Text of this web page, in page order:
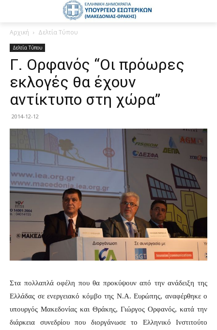
Αρχική Δελτία Τύπου
Δελτία Τύπου
Γ. Ορφανός “Οι πρόωρες
εκλογές θα έχουν
αντίκτυπο στη χώρα”
2014-12-12
Στα πολλαπλά οφέλη που θα προκύψουν από την ανάδειξη της
Ελλάδας σε ενεργειακό κόμβο της Ν.Α. Ευρώπης, αναφέρθηκε ο
υπουργός Μακεδονίας και Θράκης, Γιώργος Ορφανός, κατά την
διάρκεια συνεδρίου που διοργάνωσε το Ελληνικό Ινστιτούτο